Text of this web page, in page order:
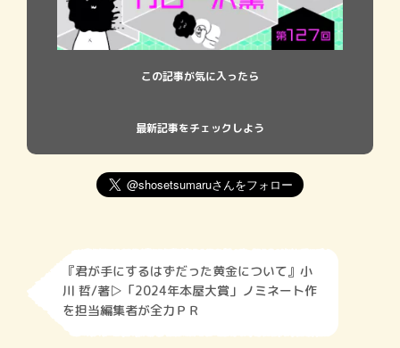
この記事が気に入ったら
最新記事をチェックしよう
『君が手にするはずだった黄金について』小
川 哲/著▷「2024年本屋大賞」ノミネート作
を担当編集者が全力ＰＲ